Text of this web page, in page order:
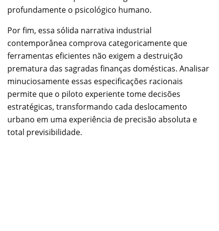
profundamente o psicológico humano.
Por fim, essa sólida narrativa industrial
contemporânea comprova categoricamente que
ferramentas eficientes não exigem a destruição
prematura das sagradas finanças domésticas. Analisar
minuciosamente essas especificações racionais
permite que o piloto experiente tome decisões
estratégicas, transformando cada deslocamento
urbano em uma experiência de precisão absoluta e
total previsibilidade.